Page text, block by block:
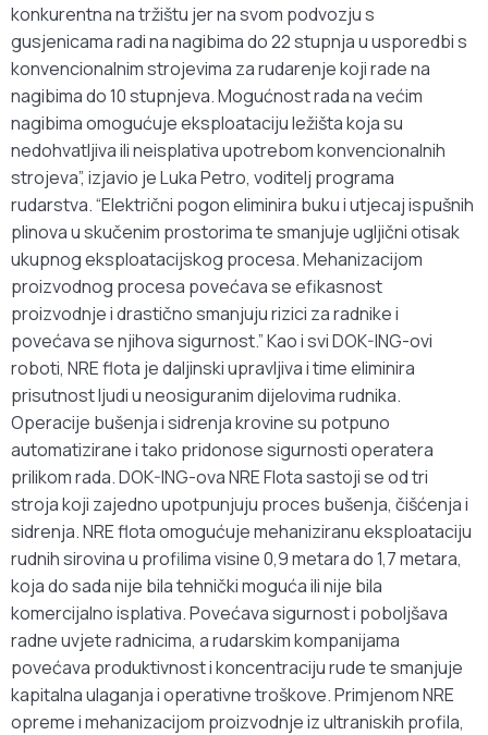
konkurentna na tržištu jer na svom podvozju s
gusjenicama radi na nagibima do 22 stupnja u usporedbi s
konvencionalnim strojevima za rudarenje koji rade na
nagibima do 10 stupnjeva. Mogućnost rada na većim
nagibima omogućuje eksploataciju ležišta koja su
nedohvatljiva ili neisplativa upotrebom konvencionalnih
strojeva”, izjavio je Luka Petro, voditelj programa
rudarstva. “Električni pogon eliminira buku i utjecaj ispušnih
plinova u skučenim prostorima te smanjuje ugljični otisak
ukupnog eksploatacijskog procesa. Mehanizacijom
proizvodnog procesa povećava se efikasnost
proizvodnje i drastično smanjuju rizici za radnike i
povećava se njihova sigurnost.” Kao i svi DOK-ING-ovi
roboti, NRE flota je daljinski upravljiva i time eliminira
prisutnost ljudi u neosiguranim dijelovima rudnika.
Operacije bušenja i sidrenja krovine su potpuno
automatizirane i tako pridonose sigurnosti operatera
prilikom rada. DOK-ING-ova NRE Flota sastoji se od tri
stroja koji zajedno upotpunjuju proces bušenja, čišćenja i
sidrenja. NRE flota omogućuje mehaniziranu eksploataciju
rudnih sirovina u profilima visine 0,9 metara do 1,7 metara,
koja do sada nije bila tehnički moguća ili nije bila
komercijalno isplativa. Povećava sigurnost i poboljšava
radne uvjete radnicima, a rudarskim kompanijama
povećava produktivnost i koncentraciju rude te smanjuje
kapitalna ulaganja i operativne troškove. Primjenom NRE
opreme i mehanizacijom proizvodnje iz ultraniskih profila,